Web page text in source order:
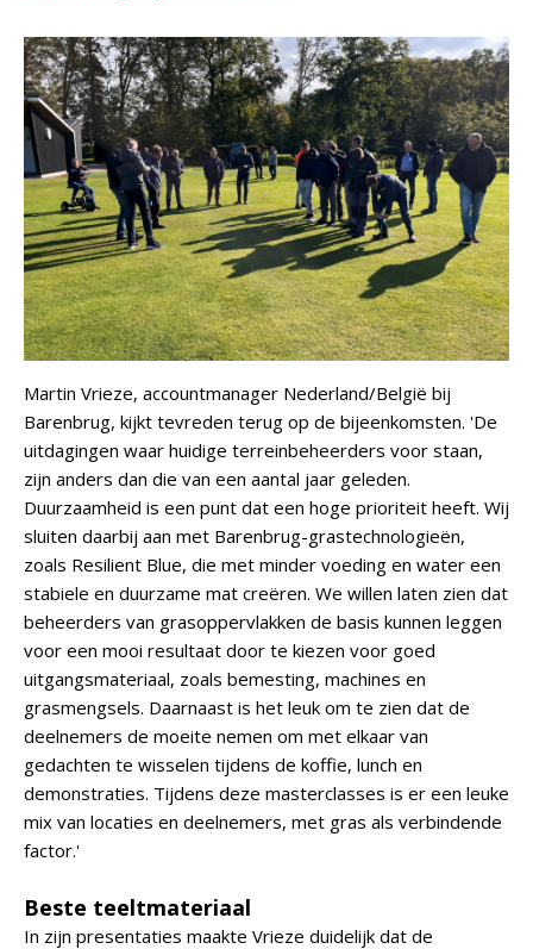
Martin Vrieze, accountmanager Nederland/België bij
Barenbrug, kijkt tevreden terug op de bijeenkomsten. 'De
uitdagingen waar huidige terreinbeheerders voor staan,
zijn anders dan die van een aantal jaar geleden.
Duurzaamheid is een punt dat een hoge prioriteit heeft. Wij
sluiten daarbij aan met Barenbrug-grastechnologieën,
zoals Resilient Blue, die met minder voeding en water een
stabiele en duurzame mat creëren. We willen laten zien dat
beheerders van grasoppervlakken de basis kunnen leggen
voor een mooi resultaat door te kiezen voor goed
uitgangsmateriaal, zoals bemesting, machines en
grasmengsels. Daarnaast is het leuk om te zien dat de
deelnemers de moeite nemen om met elkaar van
gedachten te wisselen tijdens de koffie, lunch en
demonstraties. Tijdens deze masterclasses is er een leuke
mix van locaties en deelnemers, met gras als verbindende
factor.'
Beste teeltmateriaal
In zijn presentaties maakte Vrieze duidelijk dat de